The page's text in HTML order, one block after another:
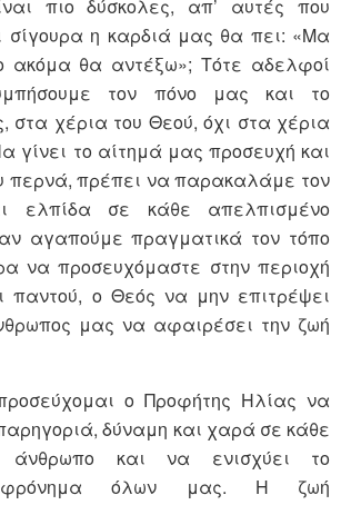
πιο δύσκολες, απ’ αυτές που
η καρδιά μας θα πει: «Μα
ακόμα θα αντέξω»; Τότε αδελφοί
τον πόνο μας και το
χέρια του Θεού, όχι στα χέρια
γίνει το αίτημά μας προσευχή και
περνά, πρέπει να παρακαλάμε τον
ελπίδα σε κάθε απελπισμένο
αγαπούμε πραγματικά τον τόπο
να προσευχόμαστε στην περιοχή
ο Θεός να μην επιτρέψει
μας να αφαιρέσει την ζωή
ο Προφήτης Ηλίας να
δύναμη και χαρά σε κάθε
άνθρωπο και να ενισχύει το
φρόνημα όλων μας. Η ζωή